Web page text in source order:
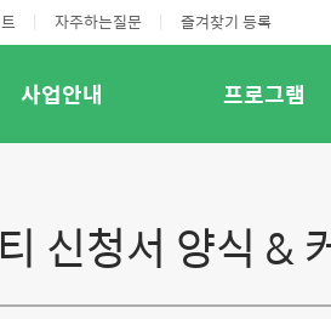
| 자주하는질문 | 즐겨찾기 등록
사업안내 프로그램
신청서 양식 &